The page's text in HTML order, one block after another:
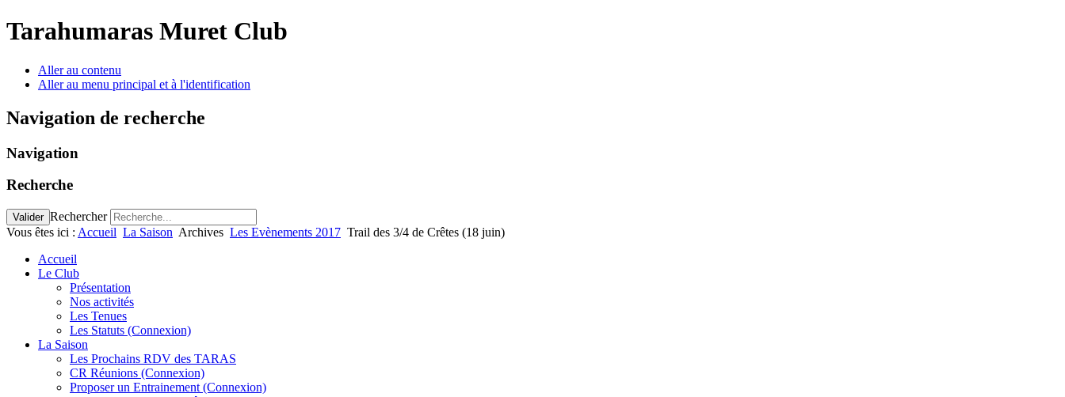
Tarahumaras Muret Club
Aller au contenu
Aller au menu principal et à l'identification
Navigation de recherche
Navigation
Recherche
Valider Rechercher
Vous êtes ici : Accueil La Saison Archives Les Evènements 2017 Trail des 3/4 de Crêtes (18 juin)
Accueil
Le Club
Présentation
Nos activités
Les Tenues
Les Statuts (Connexion)
La Saison
Les Prochains RDV des TARAS
CR Réunions (Connexion)
Proposer un Entrainement (Connexion)